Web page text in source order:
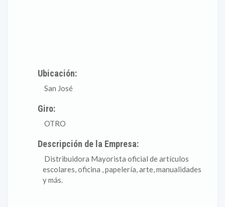
Ubicación:
San José
Giro:
OTRO
Descripción de la Empresa:
Distribuidora Mayorista oficial de artículos
escolares, oficina , papelería, arte, manualidades
y más.